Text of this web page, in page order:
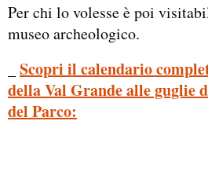
Per chi lo volesse è poi
museo archeologico.
Scopri il calendario
della Val Grande alle guglie
del Parco: